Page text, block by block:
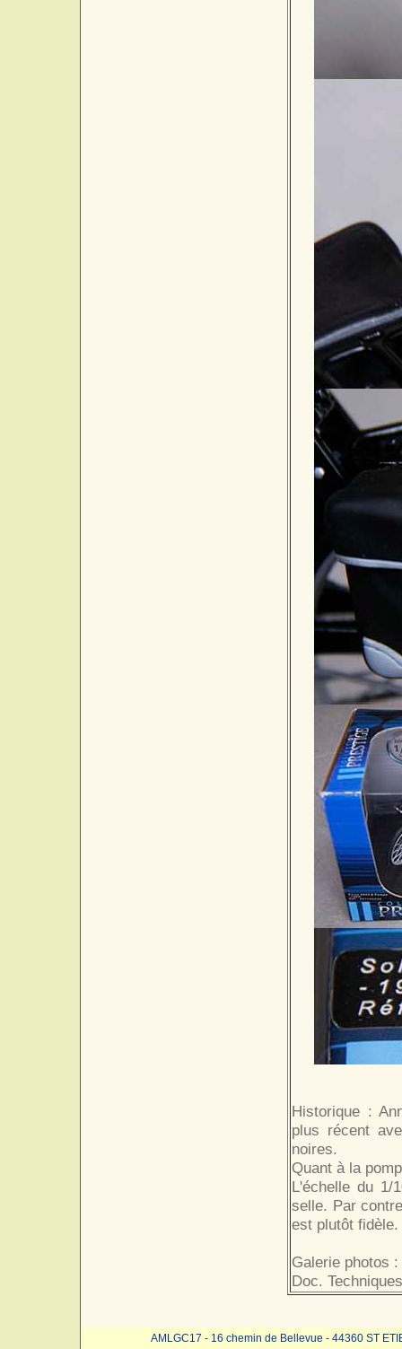
Historique :
plus récent
noires.
Quant à la
L'échelle du 1/
selle. Par
est plutôt fidèle.
Galerie photos :
Doc.
AMLGC17 - 16 chemin de Bellevue - 44360 ST